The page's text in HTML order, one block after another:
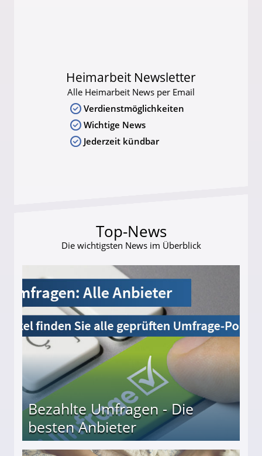
Heimarbeit Newsletter
Alle Heimarbeit News per Email
Verdienstmöglichkeiten
Wichtige News
Jederzeit kündbar
Top-News
Die wichtigsten News im Überblick
Bezahlte Umfragen - Die
besten Anbieter